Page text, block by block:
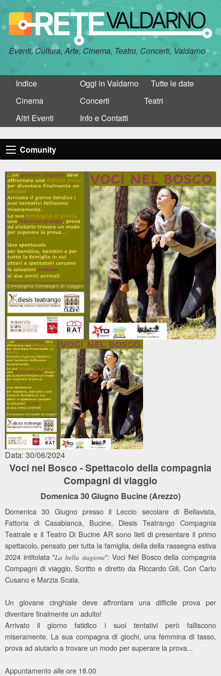
Eventi, Cultura, Arte, Cinema, Teatro, Concerti, Valdarno
Indice Oggi in Valdarno
Tutte le date
Cinema
Concerti
Teatri
Altri Eventi
Info e Contatti
Comunity
Data: 30/06/2024
Voci nel Bosco - Spettacolo della compagnia
Compagni di viaggio
Domenica 30 Giugno Bucine (Arezzo)
Domenica 30 Giugno presso il Leccio secolare di Bellavista,
Fattoria di Casabianca, Bucine, Diesis Teatrango Compagnia
Teatrale e il Teatro Di Bucine AR sono lieti di presentare il primo
spettacolo, pensato per tutta la famiglia, della della rassegna estiva
2024 intitolata "𝐿𝑎 𝑏𝑒𝑙𝑙𝑎 𝑠𝑡𝑎𝑔𝑖𝑜𝑛𝑒": Voci Nel Bosco della compagnia
Compagni di viaggio, Scritto e diretto da Riccardo Gili, Con Carlo
Cusano e Marzia Scala.
Un giovane cinghiale deve affrontare una difficile prova per
diventare finalmente un adulto!
Arrivato il giorno fatidico i suoi tentativi però falliscono
miseramente. La sua compagna di giochi, una femmina di tasso,
prova ad aiutarlo a trovare un modo per superare la prova...
Appuntamento alle ore 18.00